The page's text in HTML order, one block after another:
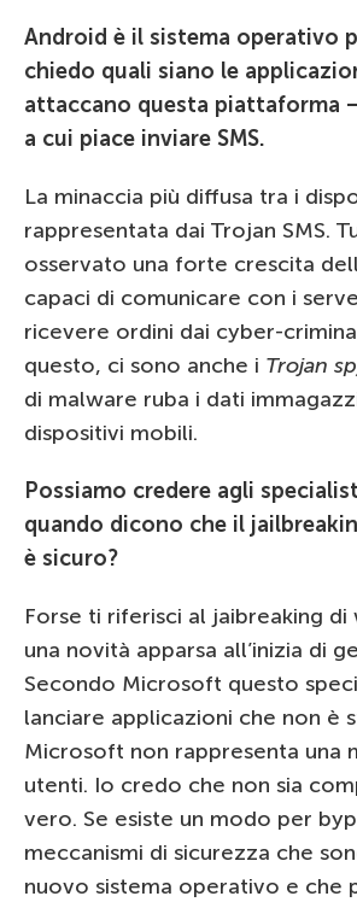
Android è il sistema operativo
chiedo quali siano le
attaccano questa piattaforma
a cui piace inviare SMS.
La minaccia più diffusa tra i
rappresentata dai Trojan SMS.
osservato una forte crescita
capaci di comunicare con i
ricevere ordini dai cyber-
questo, ci sono anche i Trojan
di malware ruba i dati
dispositivi mobili.
Possiamo credere agli
quando dicono che il
è sicuro?
Forse ti riferisci al jaibreaking di
una novità apparsa all’inizia di
Secondo Microsoft questo
lanciare applicazioni che non è
Microsoft non rappresenta una
utenti. Io credo che non sia
vero. Se esiste un modo per
meccanismi di sicurezza che
nuovo sistema operativo e che